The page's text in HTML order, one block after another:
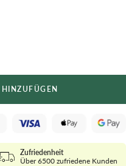
Zufriedenheit
Über 6500 zufriedene Kunden